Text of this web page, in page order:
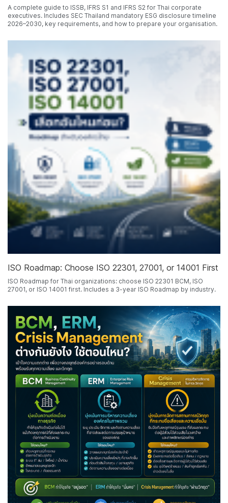
A complete guide to ISSB, IFRS S1 and IFRS S2 for Thai corporate
executives. Includes SEC Thailand mandatory ESG disclosure timeline
2026–2030, key requirements, and how to prepare your organisation.
ISO Roadmap: Choose ISO 22301, 27001, or 14001 First
ISO Roadmap for Thai organizations: choose ISO 22301 BCM, ISO
27001, or ISO 14001 first. Includes a 3-year ISO Roadmap by industry.